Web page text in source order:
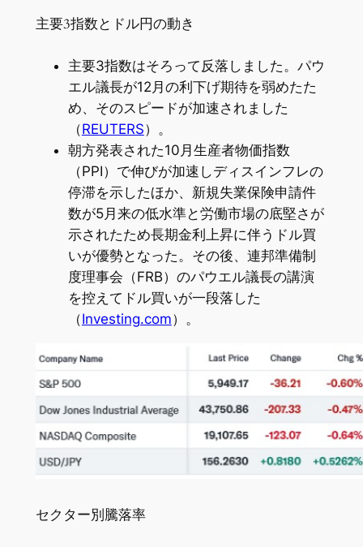
主要3指数とドル円の動き
主要3指数はそろって反落しました。パウ
エル議長が12月の利下げ期待を弱めたた
め、そのスピードが加速されました
（REUTERS）。
朝方発表された10月生産者物価指数
（PPI）で伸びが加速しディスインフレの
停滞を示したほか、新規失業保険申請件
数が5月来の低水準と労働市場の底堅さが
示されたため長期金利上昇に伴うドル買
いが優勢となった。その後、連邦準備制
度理事会（FRB）のパウエル議長の講演
を控えてドル買いが一段落した
（Investing.com）。
セクター別騰落率